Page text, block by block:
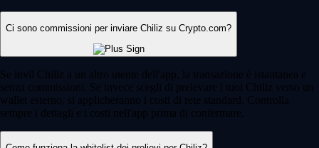
Ci sono commissioni per inviare Chiliz su Crypto.com?
Se invii Chiliz a un altro utente dell'app, la transazione è istantanea e
senza commissioni. Se invece scegli di prelevare i tuoi Chiliz verso un
wallet esterno, si applicheranno i costi di rete standard. Controlla
sempre i dettagli e i costi nell'app prima di confermare.